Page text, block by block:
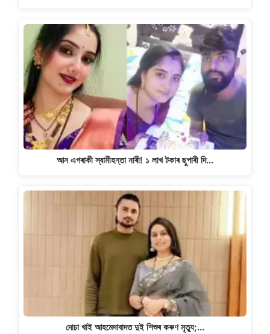
আন এগৰাকী স্বামীহন্তা নাৰী! ১ লাখ টকাৰ ছুপাৰী দি…
দোচা খাই আহমেদাবাদত দুই শিশুৰ কৰুণ মৃত্যু;…